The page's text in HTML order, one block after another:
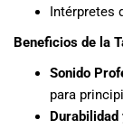
Intérpretes
Beneficios de la
Sonido
para
Durabilidad